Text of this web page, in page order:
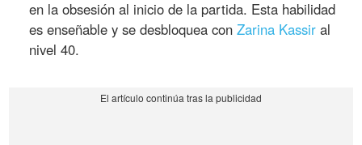
en la obsesión al inicio de la partida. Esta habilidad
es enseñable y se desbloquea conZarina Kassir al
nivel 40.